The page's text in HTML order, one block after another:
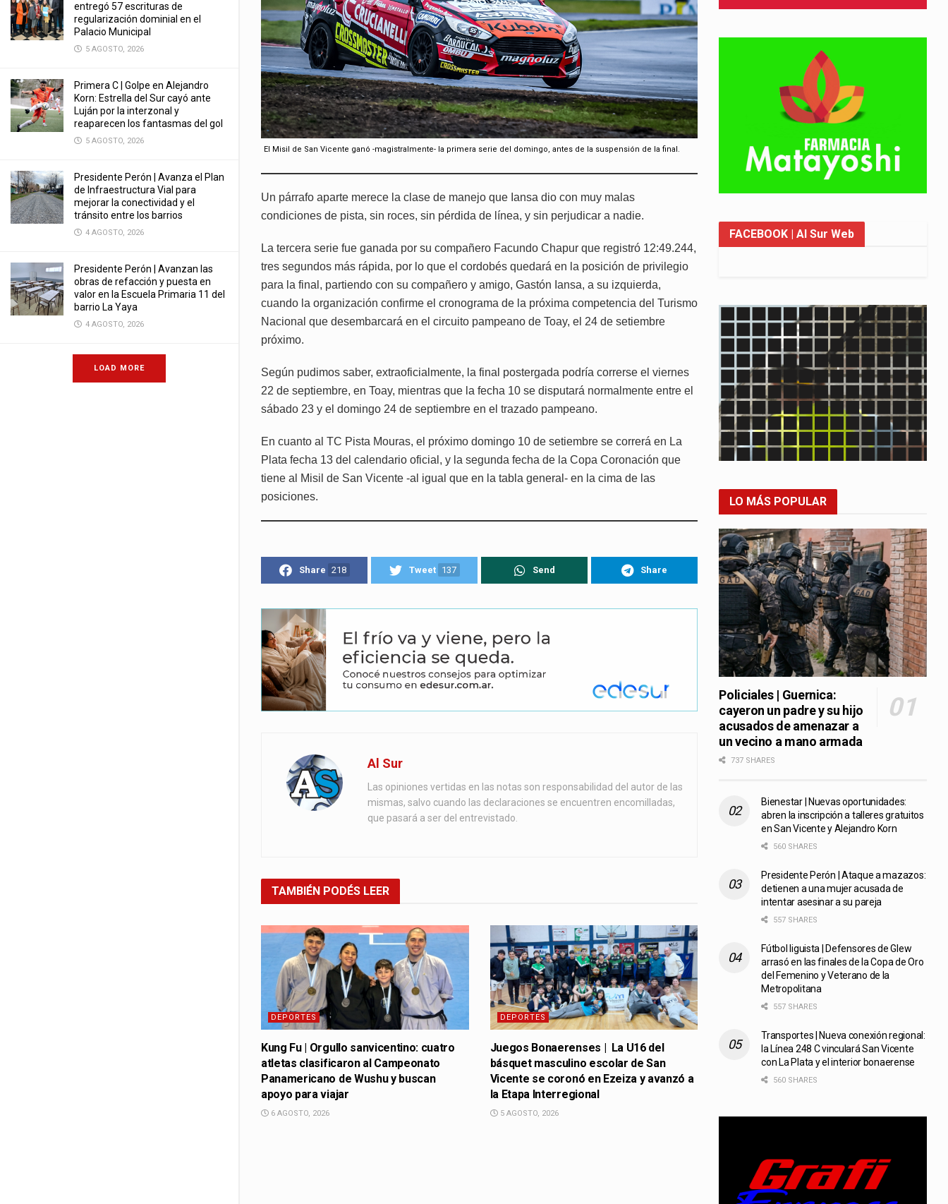
entregó 57 escrituras de
regularización dominial en el
Palacio Municipal
5 AGOSTO, 2026
Primera C | Golpe en Alejandro
Korn: Estrella del Sur cayó ante
Luján por la interzonal y
reaparecen los fantasmas del gol
5 AGOSTO, 2026
Presidente Perón | Avanza el Plan
de Infraestructura Vial para
mejorar la conectividad y el
tránsito entre los barrios
4 AGOSTO, 2026
Presidente Perón | Avanzan las
obras de refacción y puesta en
valor en la Escuela Primaria 11 del
barrio La Yaya
4 AGOSTO, 2026
LOAD MORE
El Misil de San Vicente ganó -magistralmente- la primera serie del domingo, antes de la suspensión de la final.
Un párrafo aparte merece la clase de manejo que Iansa dio con muy malas
condiciones de pista, sin roces, sin pérdida de línea, y sin perjudicar a nadie.
La tercera serie fue ganada por su compañero Facundo Chapur que registró 12:49.244,
tres segundos más rápida, por lo que el cordobés quedará en la posición de privilegio
para la final, partiendo con su compañero y amigo, Gastón Iansa, a su izquierda,
cuando la organización confirme el cronograma de la próxima competencia del Turismo
Nacional que desembarcará en el circuito pampeano de Toay, el 24 de setiembre
próximo.
Según pudimos saber, extraoficialmente, la final postergada podría correrse el viernes
22 de septiembre, en Toay, mientras que la fecha 10 se disputará normalmente entre el
sábado 23 y el domingo 24 de septiembre en el trazado pampeano.
En cuanto al TC Pista Mouras, el próximo domingo 10 de setiembre se correrá en La
Plata fecha 13 del calendario oficial, y la segunda fecha de la Copa Coronación que
tiene al Misil de San Vicente -al igual que en la tabla general- en la cima de las
posiciones.
Share 218 Tweet 137 Send Share
Al Sur
Las opiniones vertidas en las notas son responsabilidad del autor de las
mismas, salvo cuando las declaraciones se encuentren encomilladas,
que pasará a ser del entrevistado.
TAMBIÉN PODÉS LEER
DEPORTES
Kung Fu | Orgullo sanvicentino: cuatro
atletas clasificaron al Campeonato
Panamericano de Wushu y buscan
apoyo para viajar
6 AGOSTO, 2026
DEPORTES
Juegos Bonaerenses | La U16 del
básquet masculino escolar de San
Vicente se coronó en Ezeiza y avanzó a
la Etapa Interregional
5 AGOSTO, 2026
FACEBOOK | Al Sur Web
LO MÁS POPULAR
Policiales | Guernica:
cayeron un padre y su hijo
acusados de amenazar a
un vecino a mano armada
737 SHARES
Bienestar | Nuevas oportunidades:
abren la inscripción a talleres gratuitos
en San Vicente y Alejandro Korn
560 SHARES
Presidente Perón | Ataque a mazazos:
detienen a una mujer acusada de
intentar asesinar a su pareja
557 SHARES
Fútbol liguista | Defensores de Glew
arrasó en las finales de la Copa de Oro
del Femenino y Veterano de la
Metropolitana
557 SHARES
Transportes | Nueva conexión regional:
la Línea 248 C vinculará San Vicente
con La Plata y el interior bonaerense
560 SHARES